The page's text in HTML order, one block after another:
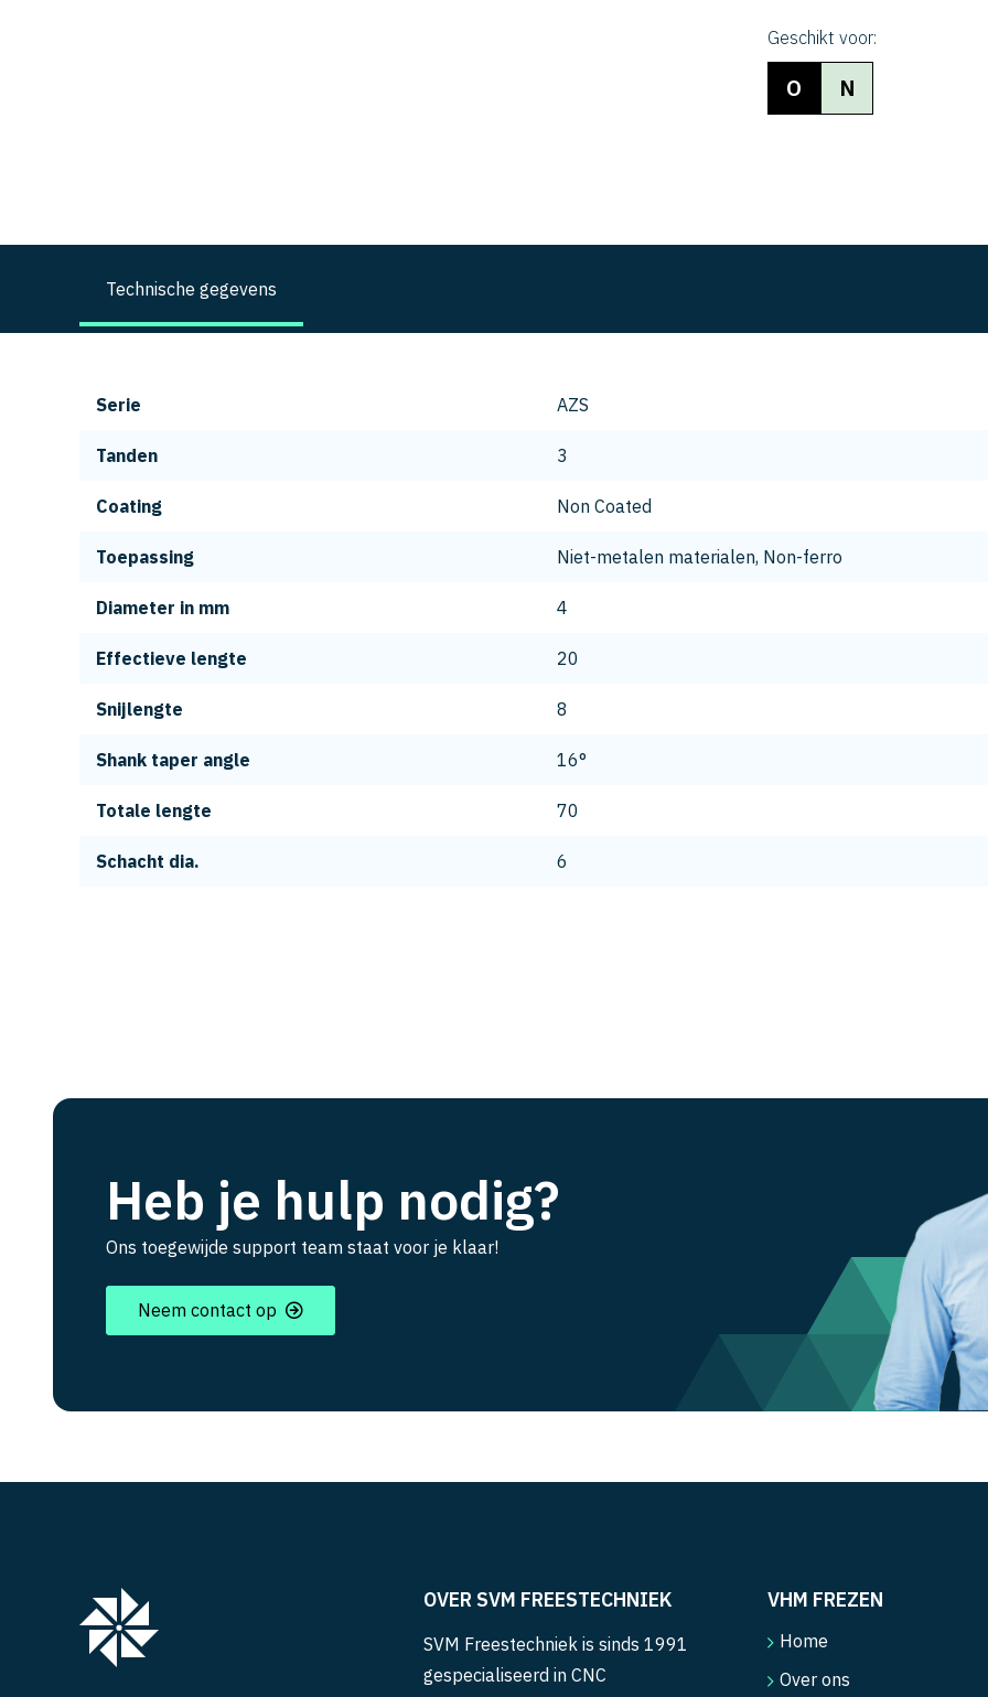
Geschikt voor:
O N
Technische gegevens
Serie AZS
Tanden 3
Coating Non Coated
Toepassing Niet-metalen materialen, Non-ferro
Diameter in mm 4
Effectieve lengte 20
Snijlengte 8
Shank taper angle 16°
Totale lengte 70
Schacht dia. 6
Heb je hulp nodig?
Ons toegewijde support team staat voor je klaar!
Neem contact op
OVER SVM FREESTECHNIEK
SVM Freestechniek is sinds 1991
gespecialiseerd in CNC
VHM FREZEN
Home
Over ons